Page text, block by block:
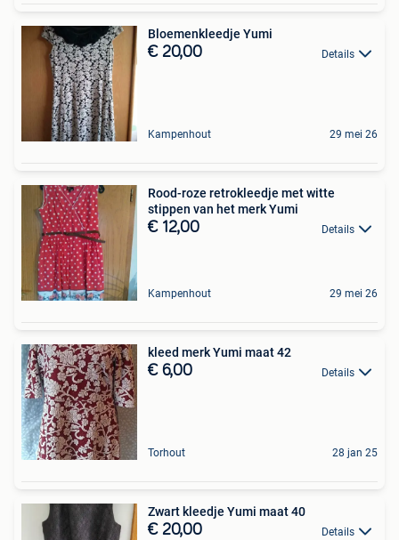
Bloemenkleedje Yumi
€ 20,00 Details
Kampenhout 29 mei 26
Rood-roze retrokleedje met witte
stippen van het merk Yumi
€ 12,00 Details
Kampenhout 29 mei 26
kleed merk Yumi maat 42
€ 6,00 Details
Torhout 28 jan 25
Zwart kleedje Yumi maat 40
€ 20,00 Details